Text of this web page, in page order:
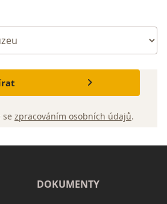
se zpracováním osobních údajů.
DOKUMENTY